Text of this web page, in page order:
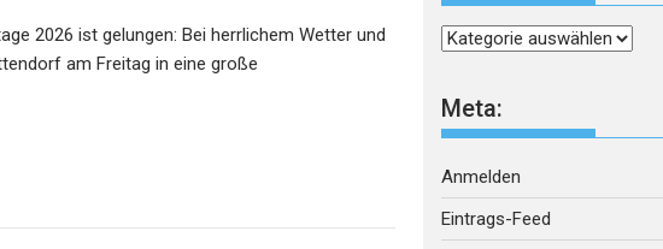
2026 ist gelungen: Bei herrlichem Wetter und
am Freitag in eine große
Kategorien
Meta:
Anmelden
Eintrags-Feed